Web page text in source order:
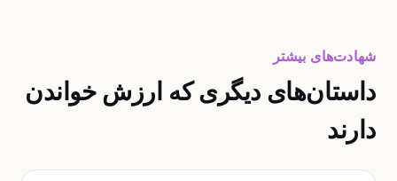
شهادت‌های بیشتر
داستان‌های دیگری که ارزش خواندن
دارند